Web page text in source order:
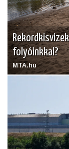
folyóinkkal?
MTA.hu